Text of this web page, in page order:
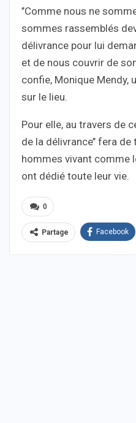
’’Comme nous ne
sommes rassemblés
délivrance pour lui
et de nous couvrir de
confie, Monique Mendy,
sur le lieu.
Pour elle, au travers de
de la délivrance’’ fera
hommes vivant comme
ont dédié toute leur vie.
0
Partage Facebook